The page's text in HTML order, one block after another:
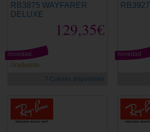
RB3875 WAYFARER
DELUXE
129,35€
Graduable
novedad
7 Colores disponibles
RB3927
novedad